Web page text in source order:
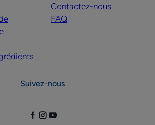
Contactez-nous
FAQ
Suivez-nous